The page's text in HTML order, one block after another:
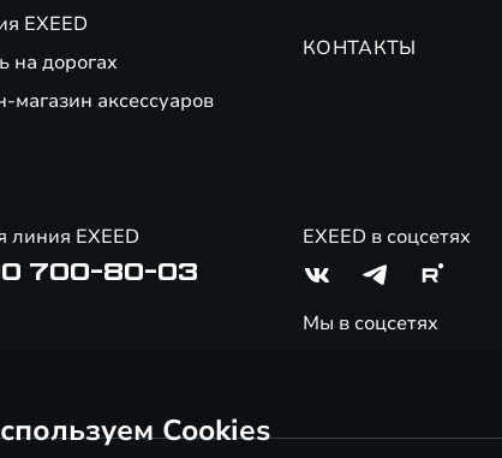
EXEED
на дорогах
магазин аксессуаров
КОНТАКТЫ
линия EXEED
700-80-03
EXEED в соцсетях
Мы в соцсетях
Cookies